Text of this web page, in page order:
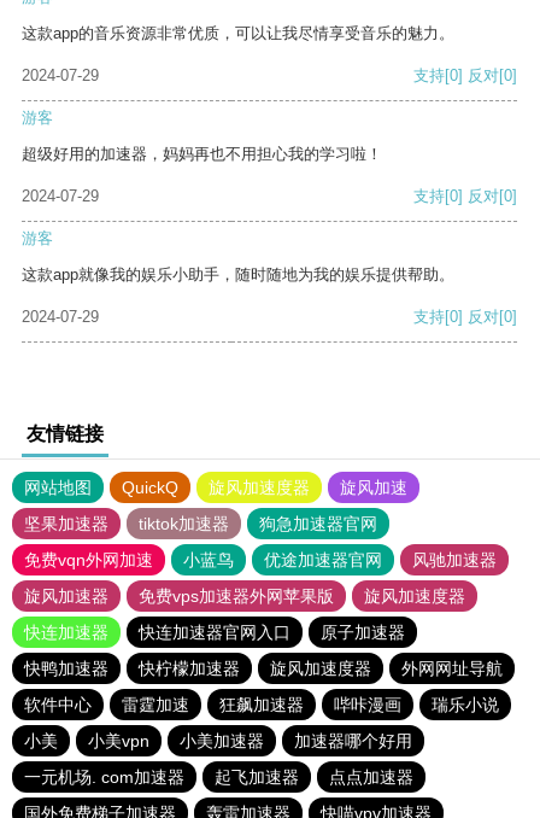
这款app的音乐资源非常优质，可以让我尽情享受音乐的魅力。
2024-07-29 支持[0] 反对[0]
游客
超级好用的加速器，妈妈再也不用担心我的学习啦！
2024-07-29 支持[0] 反对[0]
游客
这款app就像我的娱乐小助手，随时随地为我的娱乐提供帮助。
2024-07-29 支持[0] 反对[0]
友情链接
网站地图 QuickQ 旋风加速度器
旋风加速
坚果加速器
tiktok加速器
狗急加速器官网
免费vqn外网加速
小蓝鸟 优途加速器官网
风驰加速器
旋风加速器
免费vps加速器外网苹果版
旋风加速度器
快连加速器
快连加速器官网入口
原子加速器
快鸭加速器
快柠檬加速器 旋风加速度器
外网网址导航
软件中心
雷霆加速 狂飙加速器 哔咔漫画
瑞乐小说
小美
小美vpn 小美加速器
加速器哪个好用
一元机场. com加速器
起飞加速器
点点加速器
国外免费梯子加速器
轰雷加速器 快喵vpv加速器